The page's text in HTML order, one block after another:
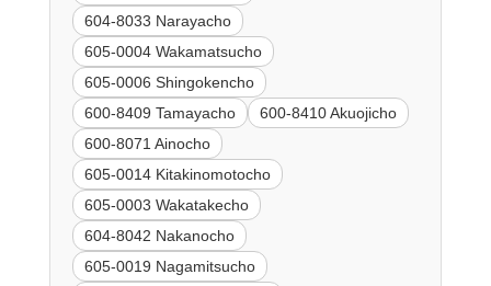
604-8033 Narayacho
605-0004 Wakamatsucho
605-0006 Shingokencho
600-8409 Tamayacho
600-8410 Akuojicho
600-8071 Ainocho
605-0014 Kitakinomotocho
605-0003 Wakatakecho
604-8042 Nakanocho
605-0019 Nagamitsucho